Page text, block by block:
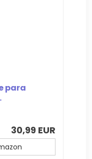
para
30,99 EUR